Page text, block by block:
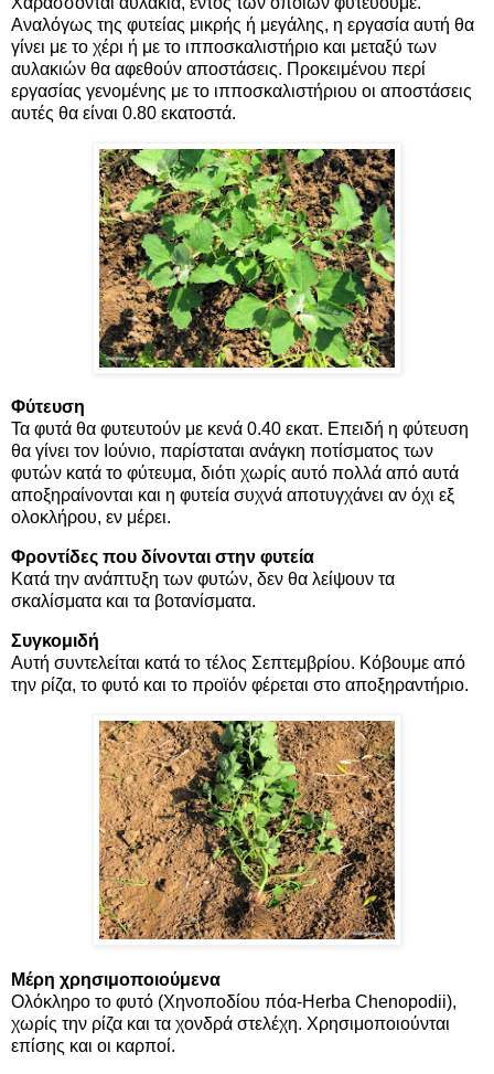
Αναλόγως της φυτείας μικρής ή μεγάλης, η εργασία αυτή θα
γίνει με το χέρι ή με το ιπποσκαλιστήριο και μεταξύ των
αυλακιών θα αφεθούν αποστάσεις. Προκειμένου περί
εργασίας γενομένης με το ιπποσκαλιστήριου οι αποστάσεις
αυτές θα είναι 0.80 εκατοστά.
Φύτευση
Τα φυτά θα φυτευτούν με κενά 0.40 εκατ. Επειδή η φύτευση
θα γίνει τον Ιούνιο, παρίσταται ανάγκη ποτίσματος των
φυτών κατά το φύτευμα, διότι χωρίς αυτό πολλά από αυτά
αποξηραίνονται και η φυτεία συχνά αποτυγχάνει αν όχι εξ
ολοκλήρου, εν μέρει.
Φροντίδες που δίνονται στην φυτεία
Κατά την ανάπτυξη των φυτών, δεν θα λείψουν τα
σκαλίσματα και τα βοτανίσματα.
Συγκομιδή
Αυτή συντελείται κατά το τέλος Σεπτεμβρίου. Κόβουμε από
την ρίζα, το φυτό και το προϊόν φέρεται στο αποξηραντήριο.
Μέρη χρησιμοποιούμενα
Ολόκληρο το φυτό (Χηνοποδίου πόα-Herba Chenopodii),
χωρίς την ρίζα και τα χονδρά στελέχη. Χρησιμοποιούνται
επίσης και οι καρποί.